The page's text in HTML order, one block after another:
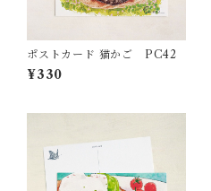
ポストカード 猫かご PC42
¥330